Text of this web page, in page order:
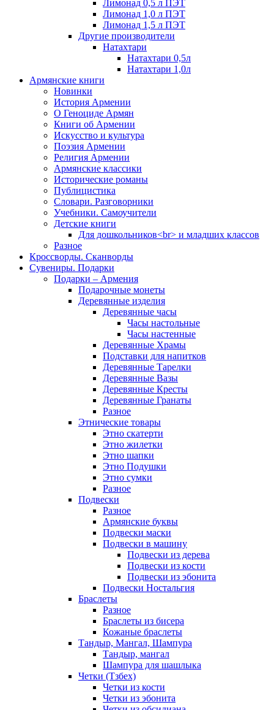
Лимонад 0,5 л ПЭТ
Лимонад 1,0 л ПЭТ
Лимонад 1,5 л ПЭТ
Другие производители
Натахтари
Натахтари 0,5л
Натахтари 1,0л
Армянские книги
Новинки
История Армении
О Геноциде Армян
Книги об Армении
Иcкусство и культура
Поэзия Армении
Религия Армении
Армянские классики
Исторические романы
Публицистика
Словари. Разговорники
Учебники. Самоучители
Детские книги
Для дошкольников<br> и младших классов
Разное
Кроссворды. Сканворды
Сувениры. Подарки
Подарки – Армения
Подарочные монеты
Деревянные изделия
Деревянные часы
Часы настольные
Часы настенные
Деревянные Храмы
Подставки для напитков
Деревянные Тарелки
Деревянные Вазы
Деревянные Кресты
Деревянные Гранаты
Разное
Этнические товары
Этно скатерти
Этно жилетки
Этно шапки
Этно Подушки
Этно сумки
Разное
Подвески
Разное
Армянские буквы
Подвески маски
Подвески в машину
Подвески из дерева
Подвески из кости
Подвески из эбонита
Подвески Ностальгия
Браслеты
Разное
Браслеты из бисера
Кожаные браслеты
Тандыр, Мангал, Шампура
Тандыр, мангал
Шампура для шашлыка
Четки (Тзбех)
Четки из кости
Четки из эбонита